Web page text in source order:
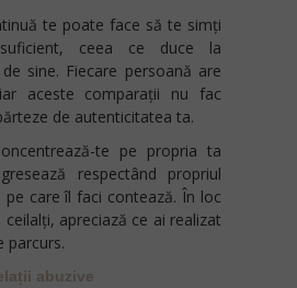
te poate face să te simți
ceea ce duce la
sine. Fiecare persoană are
aceste comparații nu fac
de autenticitatea ta.
te pe propria ta
respectând propriul
pe care îl faci contează. În loc
apreciază ce ai realizat
parcurs.
abuzive